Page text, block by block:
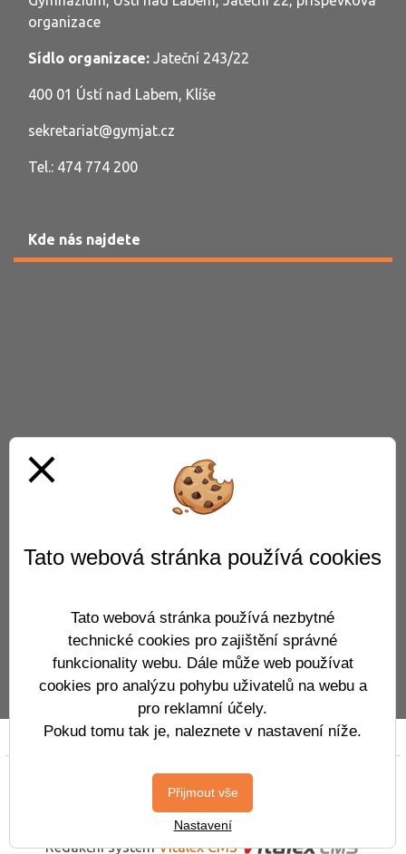
organizace
Sídlo organizace: Jateční 243/22
400 01 Ústí nad Labem, Klíše
sekretariat@gymjat.cz
Tel.: 474 774 200
Kde nás najdete
Prohlášení o přístupnosti Mapa webu
Cookies
CloudovýŠkolníWeb.cz&
Tvorba školních webů
Redakční systémVitalex CMS
close
Tato webová stránka používá cookies
Tato webová stránka používá nezbytné
technické cookies pro zajištění správné
funkcionality webu. Dále může web používat
cookies pro analýzu pohybu uživatelů na webu a
pro reklamní účely.
Pokud tomu tak je, naleznete v nastavení níže.
Přijmout vše
Nastavení